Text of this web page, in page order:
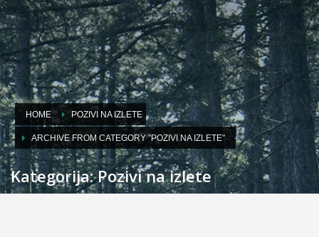
HOME POZIVI NA IZLETE
ARCHIVE FROM CATEGORY "POZIVI NA IZLETE"
Kategorija: Pozivi na izlete